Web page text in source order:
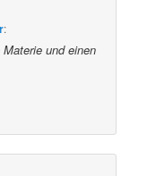
:
und einen